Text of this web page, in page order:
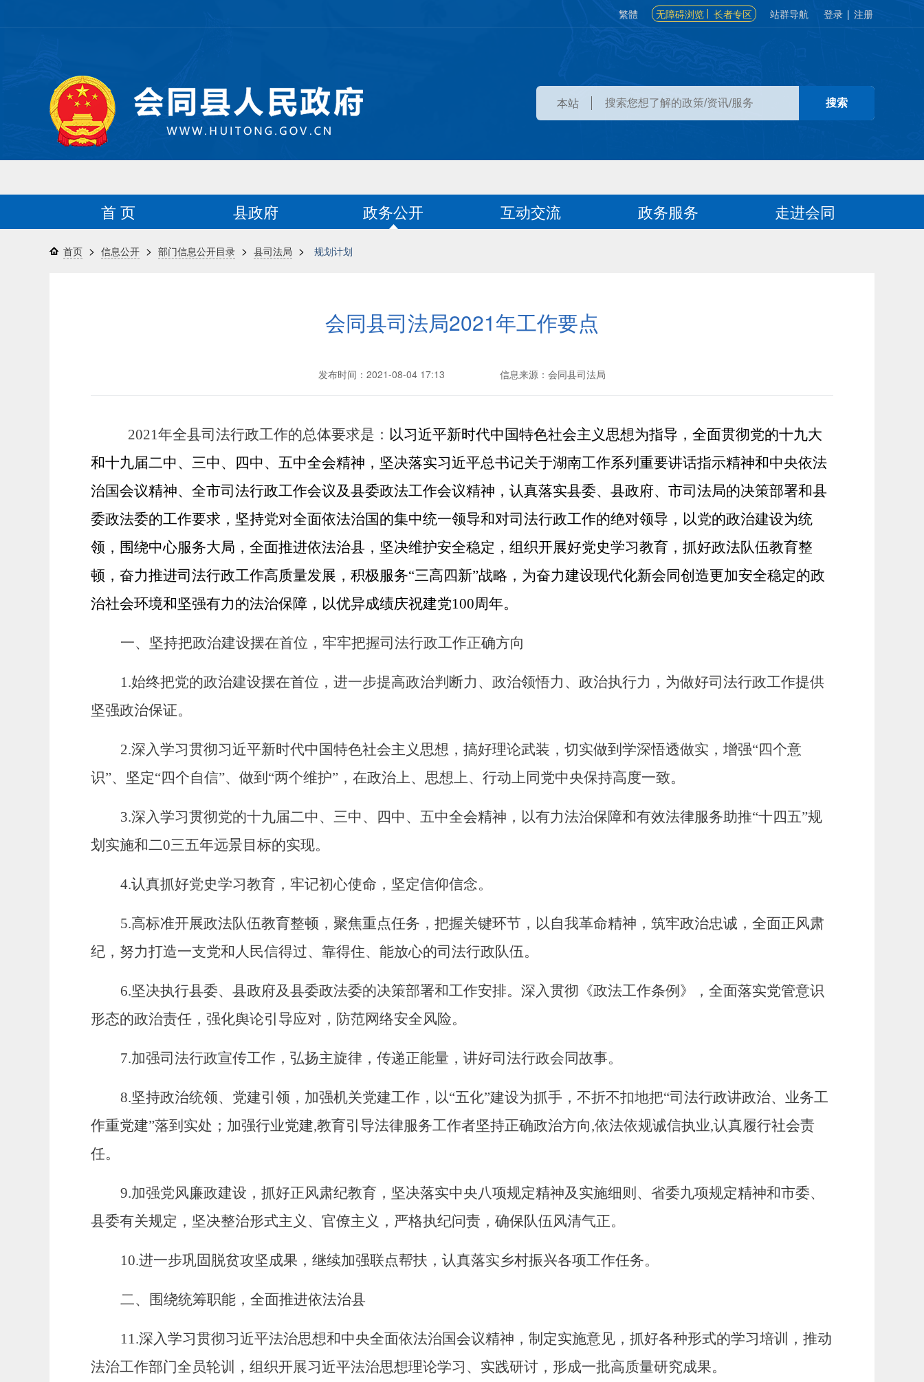
繁體 无障碍浏览 长者专区 站群导航 登录 | 注册
本站
首 页 县政府 政务公开 互动交流 政务服务 走进会同
首页 > 信息公开 > 部门信息公开目录 > 县司法局 > 规划计划
会同县司法局2021年工作要点
发布时间：2021-08-04 17:13 信息来源：会同县司法局
2021年全县司法行政工作的总体要求是： 以习近平新时代中国特色社会主义思想为指导，全面贯彻党的十九大
和十九届二中、三中、四中、五中全会精神，坚决落实习近平总书记关于湖南工作系列重要讲话指示精神和中央依法
治国会议精神、全市司法行政工作会议及县委政法工作会议精神，认真落实县委、 县政府、 市司法局的决策部署和县
委政法委的工作要求，坚持党对全面依法治国的集中统一领导和对司法行政工作的绝对领导，以党的政治建设为统
领，围绕中心服务大局，全面推进依法治县 ，坚决维护安全稳定， 组织开展好党史学习教育， 抓好政法队伍教育整
顿，奋力推进司法行政工作高质量发展， 积极服务“三高四新”战略，为奋力建设现代化新会同创造更加安全稳定的政
治社会环境和坚强有力的法治保障，以优异成绩庆祝建党100周年。
一、坚持把政治建设摆在首位， 牢牢把握司法行政工作正确方向
1.始终把党的政治建设摆在首位，进一步提高政治判断力、政治领悟力、政治执行力，为做好司法行政工作提供
坚强政治保证。
2.深入学习贯彻习近平新时代中国特色社会主义思想 ， 搞好理论武装，切实做到学深悟透做实 ， 增强“四个意
识”、坚定“四个自信”、做到“两个维护”，在政治上、思想上、行动上同党中央保持高度一致。
3.深入学习贯彻党的十九届二中、三中、四中、 五中全会精神，以有力法治保障和有效法律服务助推“十四五”规
划实施和二0三五年远景目标的实现。
4.认真抓好党史学习教育，牢记初心使命，坚定信仰信念。
5.高标准开展政法队伍教育整顿，聚焦重点任务，把握关键环节，以自我革命精神，筑牢政治忠诚， 全面正风肃
纪， 努力打造一支党和人民信得过、靠得住、能放心的司法行政队伍。
6.坚决执行县委、县政府及县委政法委的决策部署和工作安排。 深入贯彻《政法工作条例》，全面落实党管意识
形态的政治责任，强化舆论引导应对，防范网络安全风险。
7.加强司法行政宣传工作，弘扬主旋律，传递正能量，讲好司法行政会同故事。
8.坚持政治统领、党建引领 ， 加强机关党建工作，以“五化”建设为抓手，不折不扣地把“司法行政讲政治、业务工
作重党建”落到实处 ； 加强行业党建,教育引导法律服务工作者坚持正确政治方向,依法依规诚信执业,认真履行社会责
任。
9.加强党风廉政建设，抓好正风肃纪教育，坚决落实中央八项规定精神及实施细则、省委九项规定精神和市委、
县委有关规定 ， 坚决整治形式主义、官僚主义 ， 严格执纪问责，确保队伍风清气正。
10.进一步巩固脱贫攻坚成果，继续加强联点帮扶，认真落实乡村振兴各项工作任务。
二、围绕统筹职能，全面推进依法治县
11.深入学习贯彻习近平法治思想和中央全面依法治国会议精神 ， 制定实施意见，抓好各种形式的学习培训，推动
法治工作部门全员轮训，组织开展习近平法治思想理论学习 、实践研讨，形成一批高质量研究成果。